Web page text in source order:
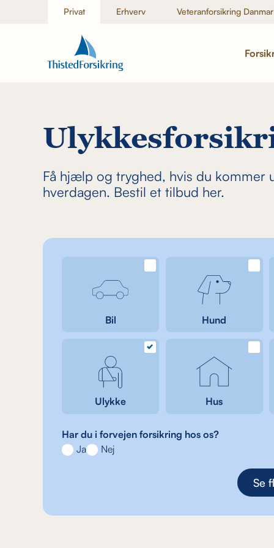
Privat Erhverv Veteranforsikring
Få hjælp og tryghed, hvis du kommer
hverdagen. Bestil et tilbud her.
Bil Hund
Ulykke Hus
Har du i forvejen forsikring hos os?
Ja
Nej
Se